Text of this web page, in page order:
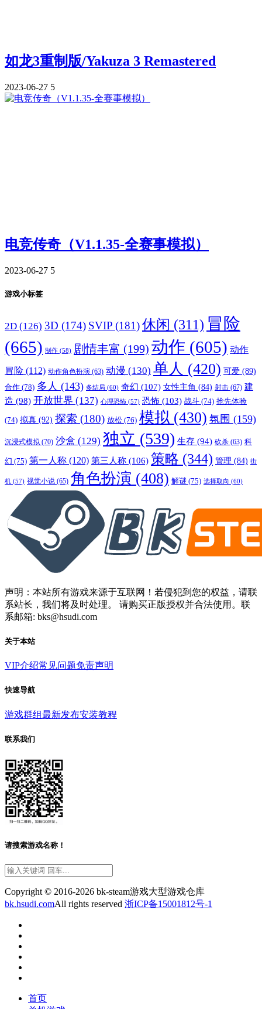
如龙3重制版/Yakuza 3 Remastered
2023-06-27 5
电竞传奇（V1.1.35-全赛事模拟）
2023-06-27 5
游戏小标签
2D (126) 3D (174) SVIP (181)休闲 (311) 冒险
(665) 制作 (58) 剧情丰富 (199) 动作 (605) 动作
冒险 (112) 动作角色扮演 (63) 动漫 (130) 单人 (420) 可爱 (89)
合作 (78) 多人 (143) 多结局 (60) 奇幻 (107) 女性主角 (84) 射击 (67) 建
造 (98) 开放世界 (137) 心理恐怖 (57) 恐怖 (103) 战斗 (74) 抢先体验
(74) 拟真 (92) 探索 (180) 放松 (76) 模拟 (430) 氛围 (159)
沉浸式模拟 (70) 沙盒 (129) 独立 (539) 生存 (94) 砍杀 (63) 科
幻 (75) 第一人称 (120) 第三人称 (106) 策略 (344) 管理 (84) 街
机 (57) 视觉小说 (65) 角色扮演 (408) 解谜 (75) 选择取向 (60)
声明：本站所有游戏来源于互联网！若侵犯到您的权益，请联
系站长，我们将及时处理。 请购买正版授权并合法使用。联
系邮箱: bks@hsudi.com
关于本站
VIP介绍常见问题免责声明
快速导航
游戏群组最新发布安装教程
联系我们
请搜索游戏名称！
Copyright © 2016-2026 bk-steam游戏大型游戏仓库
bk.hsudi.comAll rights reserved 浙ICP备15001812号-1
首页